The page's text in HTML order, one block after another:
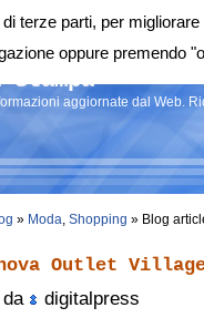
stampa
aggiornate dal Web.
» Moda, Shopping » Blog
Outlet
da
digitalpress
terze parti, per
oppure premendo